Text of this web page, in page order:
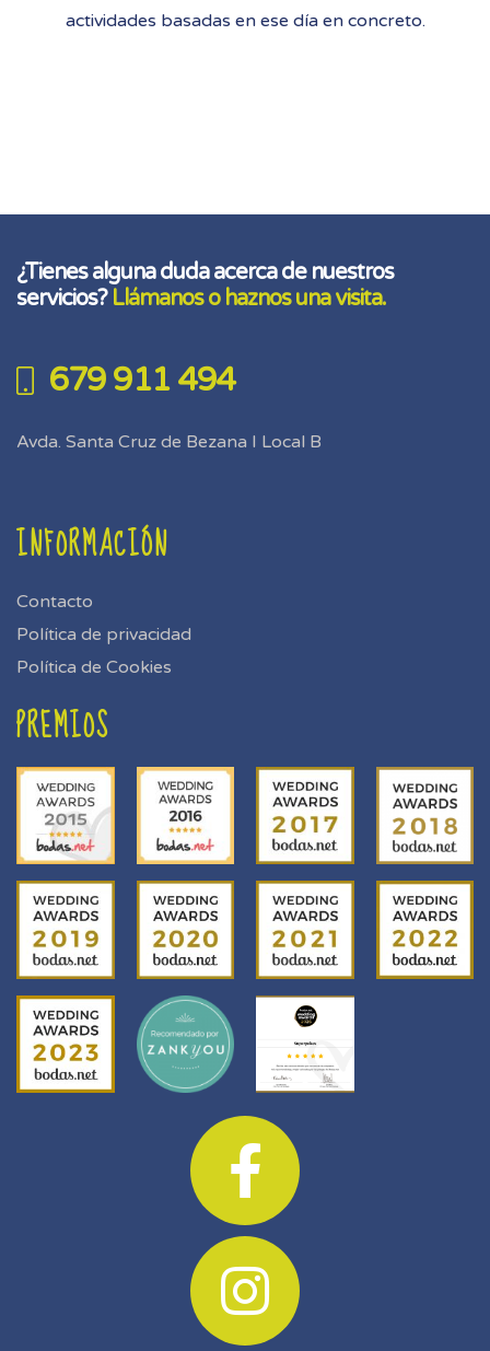
actividades basadas en ese día en concreto.
¿Tienes alguna duda acerca de nuestros
servicios? Llámanos o haznos una visita.
679 911 494
Avda. Santa Cruz de Bezana I Local B
INFORMACIÓN
Contacto
Política de privacidad
Política de Cookies
PREMIOS